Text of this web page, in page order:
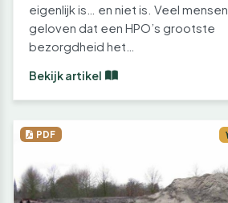
eigenlijk is… en niet is. Veel mensen
geloven dat een HPO’s grootste
bezorgdheid het…
Bekijk artikel
PDF